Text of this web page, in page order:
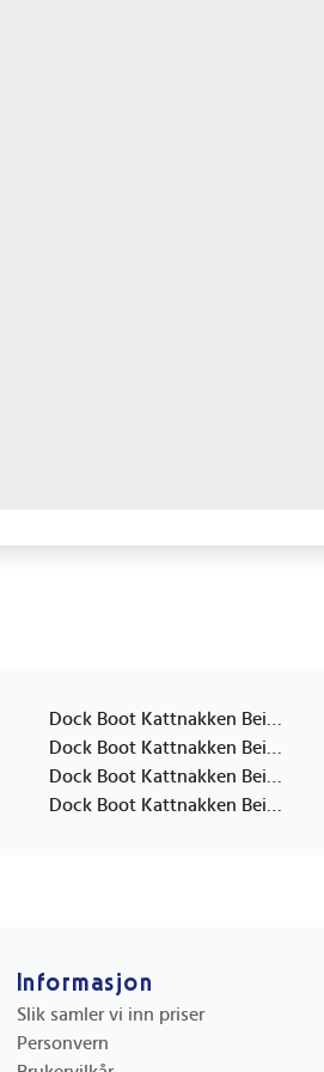
Informasjon
Slik samler vi inn priser
Personvern